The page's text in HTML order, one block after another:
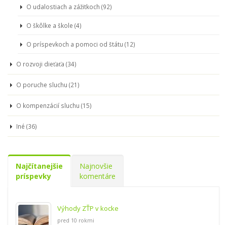
O udalostiach a zážitkoch (92)
O škôlke a škole (4)
O príspevkoch a pomoci od štátu (12)
O rozvoji dieťaťa (34)
O poruche sluchu (21)
O kompenzácií sluchu (15)
Iné (36)
Najčítanejšie
príspevky
Najnovšie
komentáre
Výhody ZŤP v kocke
pred 10 rokmi